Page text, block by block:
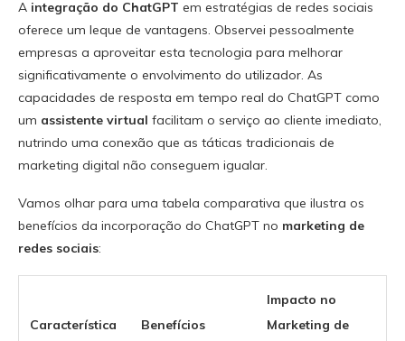
A integração do ChatGPT em estratégias de redes sociais
oferece um leque de vantagens. Observei pessoalmente
empresas a aproveitar esta tecnologia para melhorar
significativamente o envolvimento do utilizador. As
capacidades de resposta em tempo real do ChatGPT como
um assistente virtual facilitam o serviço ao cliente imediato,
nutrindo uma conexão que as táticas tradicionais de
marketing digital não conseguem igualar.
Vamos olhar para uma tabela comparativa que ilustra os
benefícios da incorporação do ChatGPT no marketing de
redes sociais:
Característica Benefícios
Impacto no
Marketing de